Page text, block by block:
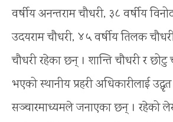
वर्षीय अनन्तराम चौधरी, ३८ वर्षीय
उदयराम चौधरी, ४५ वर्षीय तिलक
चौधरी रहेका छन् । शान्ति चौधरी र
भएको स्थानीय प्रहरी अधिकारीलाई
सञ्चारमाध्यमले जनाएका छन् । रहेको